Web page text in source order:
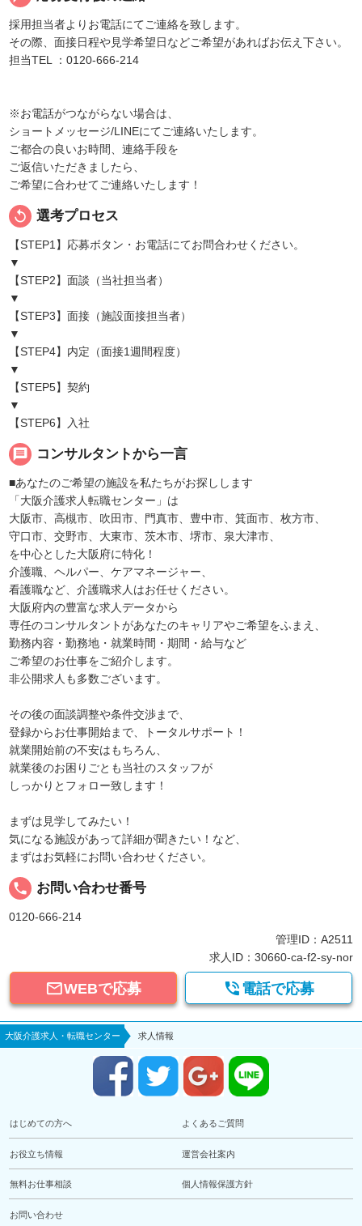
採用担当者よりお電話にてご連絡を致します。
その際、面接日程や見学希望日などご希望があればお伝え下さい。
担当TEL ：0120-666-214
※お電話がつながらない場合は、
ショートメッセージ/LINEにてご連絡いたします。
ご都合の良いお時間、連絡手段を
ご返信いただきましたら、
ご希望に合わせてご連絡いたします！
replay 選考プロセス
【STEP1】応募ボタン・お電話にてお問合わせください。
▼
【STEP2】面談（当社担当者）
▼
【STEP3】面接（施設面接担当者）
▼
【STEP4】内定（面接1週間程度）
▼
【STEP5】契約
▼
【STEP6】入社
message コンサルタントから一言
■あなたのご希望の施設を私たちがお探しします
「大阪介護求人転職センター」は
大阪市、高槻市、吹田市、門真市、豊中市、箕面市、枚方市、
守口市、交野市、大東市、茨木市、堺市、泉大津市、
を中心とした大阪府に特化！
介護職、ヘルパー、ケアマネージャー、
看護職など、介護職求人はお任せください。
大阪府内の豊富な求人データから
専任のコンサルタントがあなたのキャリアやご希望をふまえ、
勤務内容・勤務地・就業時間・期間・給与など
ご希望のお仕事をご紹介します。
非公開求人も多数ございます。
その後の面談調整や条件交渉まで、
登録からお仕事開始まで、トータルサポート！
就業開始前の不安はもちろん、
就業後のお困りごとも当社のスタッフが
しっかりとフォロー致します！
まずは見学してみたい！
気になる施設があって詳細が聞きたい！など、
まずはお気軽にお問い合わせください。
local_phone お問い合わせ番号
0120-666-214
管理ID：A2511
求人ID：30660-ca-f2-sy-nor
WEBで応募  電話で応募
大阪介護求人・転職センター 求人情報
はじめての方へ よくあるご質問
お役立ち情報 運営会社案内
無料お仕事相談 個人情報保護方針
お問い合わせ